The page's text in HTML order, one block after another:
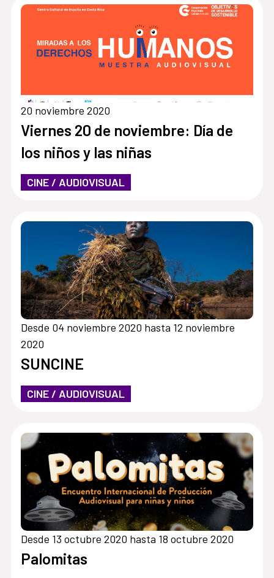
20 noviembre 2020
Viernes 20 de noviembre: Día de
los niños y las niñas
CINE / AUDIOVISUAL
Desde 04 noviembre 2020 hasta 12 noviembre
2020
SUNCINE
CINE / AUDIOVISUAL
Desde 13 octubre 2020 hasta 18 octubre 2020
Palomitas